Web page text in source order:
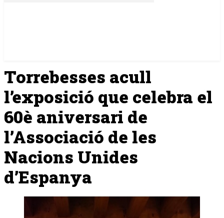
Torrebesses acull
l’exposició que celebra el
60è aniversari de
l’Associació de les
Nacions Unides
d’Espanya